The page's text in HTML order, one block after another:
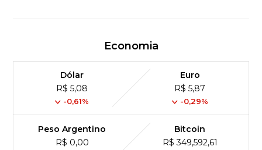
Economia
Dólar
R$ 5,08
-0,61%
Euro
R$ 5,87
-0,29%
Peso Argentino
R$ 0,00
Bitcoin
R$ 349,592,61